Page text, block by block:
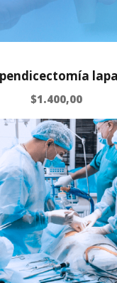
$1.400,00